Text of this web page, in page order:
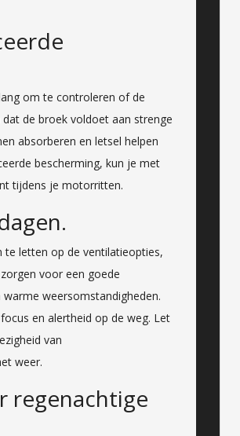
om te controleren of de
de broek voldoet aan strenge
absorberen en letsel helpen
bescherming, kun je met
tijdens je motorritten.
letten op de ventilatieopties,
voor een goede
weersomstandigheden.
en alertheid op de weg. Let
van
weer.
regenachtige